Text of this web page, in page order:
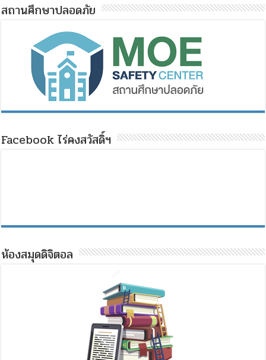
สถานศึกษาปลอดภัย
Facebook ไร่คงสวัสดิ์ฯ
ห้องสมุดดิจิตอล